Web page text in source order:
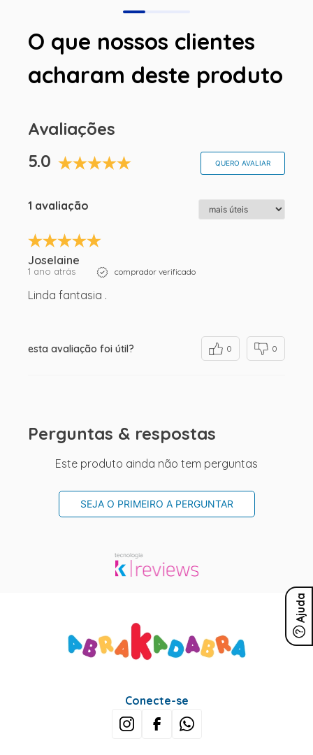
O que nossos clientes
acharam deste produto
Avaliações
5.0
QUERO AVALIAR
1 avaliação
Joselaine
1 ano atrás comprador verificado
Linda fantasia .
esta avaliação foi útil? 0 0
Perguntas & respostas
Este produto ainda não tem perguntas
SEJA O PRIMEIRO A PERGUNTAR
Ajuda
Conecte-se